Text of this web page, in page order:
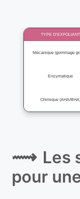
TYPE D’EXFOLIANT
Mécanique (gommage
Enzymatique
Chimique (AHA/BHA)
Les
pour